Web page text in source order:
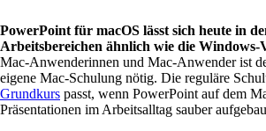
PowerPoint für macOS lässt sich heute in
Arbeitsbereichen ähnlich wie die Windows-
Mac-Anwenderinnen und Mac-Anwender ist
eigene Mac-Schulung nötig. Die reguläre
Grundkurs passt, wenn PowerPoint auf dem
Präsentationen im Arbeitsalltag sauber